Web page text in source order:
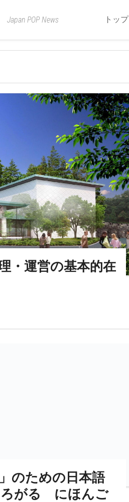
Japan POP News トップ
・運営の基本的在
のための日本語
ろがる にほんご